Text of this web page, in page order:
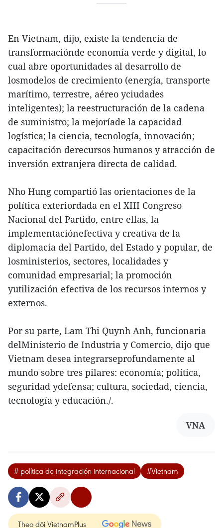
En Vietnam, dijo, existe la tendencia de
transformaciónde economía verde y digital, lo
cual abre oportunidades al desarrollo de
losmodelos de crecimiento (energía, transporte
marítimo, terrestre, aéreo yciudades
inteligentes); la reestructuración de la cadena
de suministro; la mejoríade la capacidad
logística; la ciencia, tecnología, innovación;
capacitación derecursos humanos y atracción de
inversión extranjera directa de calidad.
Nho Hung compartió las orientaciones de la
política exteriordada en el XIII Congreso
Nacional del Partido, entre ellas, la
implementaciónefectiva y creativa de la
diplomacia del Partido, del Estado y popular, de
losministerios, sectores, localidades y
comunidad empresarial; la promoción
yutilización efectiva de los recursos internos y
externos.
Por su parte, Lam Thi Quynh Anh, funcionaria
delMinisterio de Industria y Comercio, dijo que
Vietnam desea integrarseprofundamente al
mundo sobre tres pilares: economía; política,
seguridad ydefensa; cultura, sociedad, ciencia,
tecnología y educación./.
VNA
# política de integración internacional #Vietnam
Theo dõi VietnamPlus